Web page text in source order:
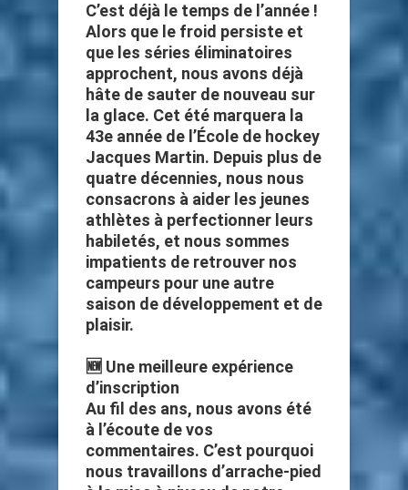
C’est déjà le temps de l’année !
Alors que le froid persiste et
que les séries éliminatoires
approchent, nous avons déjà
hâte de sauter de nouveau sur
la glace. Cet été marquera la
43e année de l’École de hockey
Jacques Martin. Depuis plus de
quatre décennies, nous nous
consacrons à aider les jeunes
athlètes à perfectionner leurs
habiletés, et nous sommes
impatients de retrouver nos
campeurs pour une autre
saison de développement et de
plaisir.
🆕 Une meilleure expérience
d’inscription
Au fil des ans, nous avons été
à l’écoute de vos
commentaires. C’est pourquoi
nous travaillons d’arrache-pied